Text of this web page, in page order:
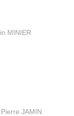
MINIER
JAMIN